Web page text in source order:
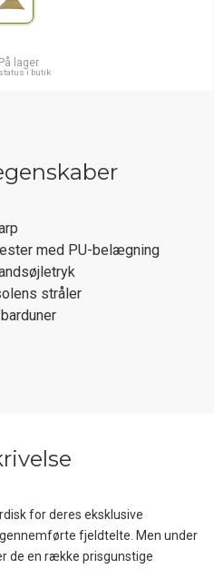
På lager
i butik
med PU-belægning
stråler
for deres eksklusive
fjeldtelte. Men under
de en række prisgunstige